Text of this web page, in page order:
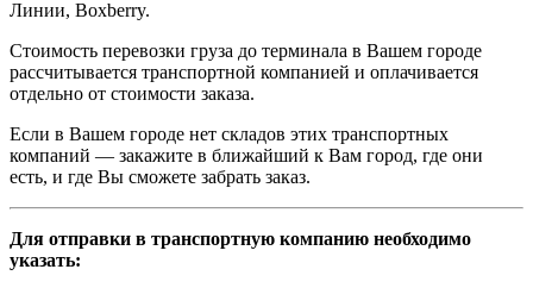
Линии, Boxberry.
Стоимость перевозки груза до терминала в Вашем городе
рассчитывается транспортной компанией и оплачивается
отдельно от стоимости заказа.
Если в Вашем городе нет складов этих транспортных
компаний — закажите в ближайший к Вам город, где они
есть, и где Вы сможете забрать заказ.
Для отправки в транспортную компанию необходимо
указать: